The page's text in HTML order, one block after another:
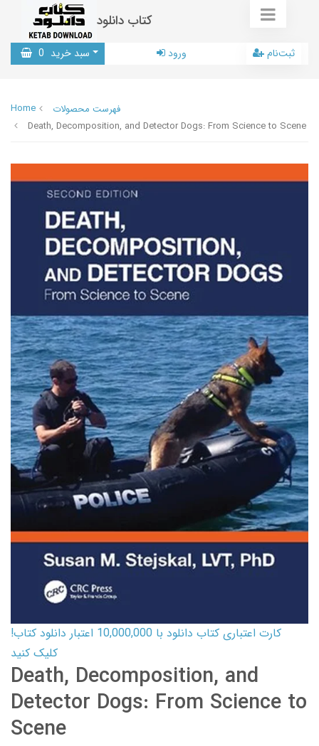
کتاب دانلود
سبد خرید 0 ورود ثبت‌نام
Home
فهرست محصولات
Death, Decomposition, and Detector Dogs: From Science to Scene
کارت اعتباری کتاب دانلود با 10,000,000 اعتبار دانلود کتاب!
کلیک کنید
Death, Decomposition, and
Detector Dogs: From Science to
Scene